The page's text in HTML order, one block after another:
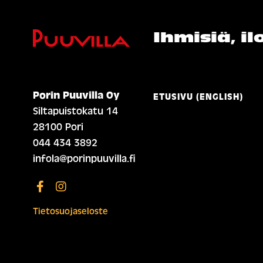
Ihmisiä,
Porin Puuvilla Oy
Siltapuistokatu 14
28100 Pori
044 434 3892
infola@porinpuuvilla.fi
Tietosuojaseloste
ETUSIVU (ENGLISH)